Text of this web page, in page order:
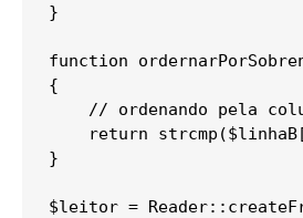
}
function
{
// ordenando pela
return
}
$leitor =